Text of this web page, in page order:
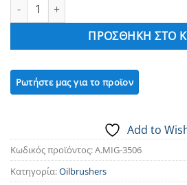
ΠΡΟΣΘΉΚΗ ΣΤΟ
Add to
Κωδικός προϊόντος:A.MIG-3506
Κατηγορία:Oilbrushers